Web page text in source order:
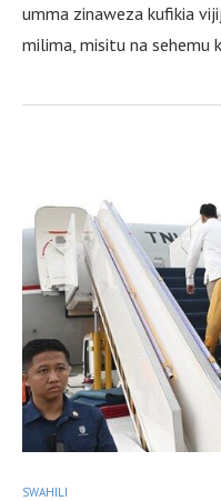
umma zinaweza kufikia
milima, misitu na sehemu
SWAHILI